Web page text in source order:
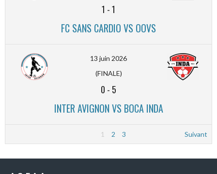
1 -1
FC SANS CARDIO VS OOVS
13 juin 2026
(FINALE)
0 - 5
INTER AVIGNON VS BOCA INDA
1 2 3 Suivant